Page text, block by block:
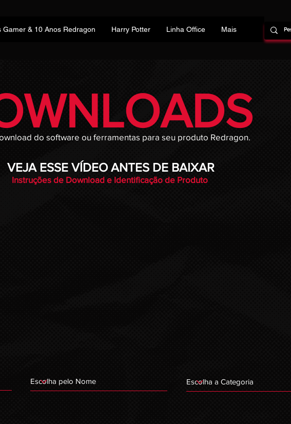
Gamer & 10 Anos Redragon Harry Potter Linha Office Mais
do software ou ferramentas para seu produto Redragon.
VEJA ESSE VÍDEO ANTES DE BAIXAR
Instruções de Download e Identificação de Produto